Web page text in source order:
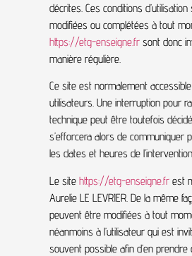
décrites. Ces conditions
modifiées ou complétées à tout
https://etg-enseigne.fr sont donc
manière régulière.
Ce site est normalement
utilisateurs. Une interruption pour
technique peut être toutefois
s’efforcera alors de communiquer
les dates et heures de
Le site https://etg-enseigne.fr est
Aurelie LE LEVRIER. De la même
peuvent être modifiées à tout
néanmoins à l’utilisateur qui est
souvent possible afin d’en prendre